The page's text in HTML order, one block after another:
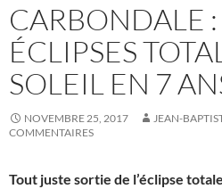
CARBONDALE
ÉCLIPSES
SOLEIL EN 7
NOVEMBRE 25, 2017 JEAN-
COMMENTAIRES
Tout juste sortie de l’éclipse